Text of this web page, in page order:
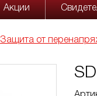
Акции
Защита от